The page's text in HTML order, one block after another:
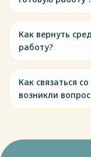
Как вернуть
работу?
Как связаться
возникли